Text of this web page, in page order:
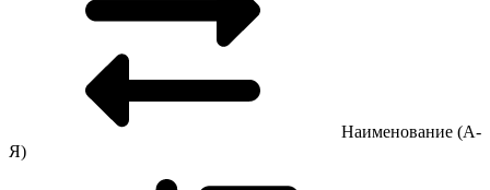
Наименование (А-
Я)